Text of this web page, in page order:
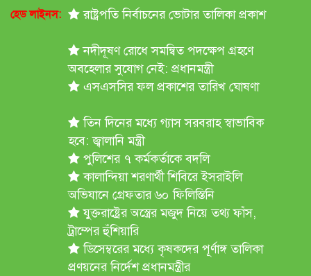
হেড লাইনস: রাষ্ট্রপতি নির্বাচনের ভোটার তালিকা প্রকাশ
নদীদূষণ রোধে সমন্বিত পদক্ষেপ গ্রহণে
অবহেলার সুযোগ নেই: প্রধানমন্ত্রী
এসএসসির ফল প্রকাশের তারিখ ঘোষণা
তিন দিনের মধ্যে গ্যাস সরবরাহ স্বাভাবিক
হবে: জ্বালানি মন্ত্রী
পুলিশের ৭ কর্মকর্তাকে বদলি
কালান্দিয়া শরণার্থী শিবিরে ইসরাইলি
অভিযানে গ্রেফতার ৬০ ফিলিস্তিনি
যুক্তরাষ্ট্রের অস্ত্রের মজুদ নিয়ে তথ্য ফাঁস,
ট্রাম্পের হুঁশিয়ারি
ডিসেম্বরের মধ্যে কৃষকদের পূর্ণাঙ্গ তালিকা
প্রণয়নের নির্দেশ প্রধানমন্ত্রীর